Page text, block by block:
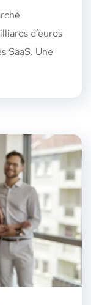
d’euros
SaaS. Une